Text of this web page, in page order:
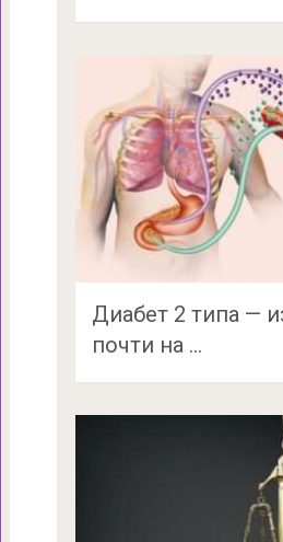
Диабет 2 типа —
почти на …